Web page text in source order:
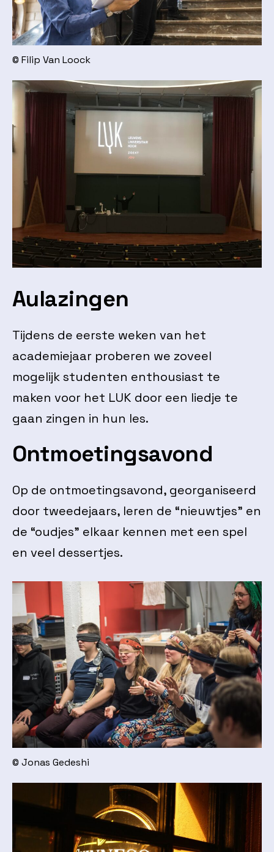
© Filip Van Loock
Aulazingen
Tijdens de eerste weken van het
academiejaar proberen we zoveel
mogelijk studenten enthousiast te
maken voor het LUK door een liedje te
gaan zingen in hun les.
Ontmoetingsavond
Op de ontmoetingsavond, georganiseerd
door tweedejaars, leren de “nieuwtjes” en
de “oudjes” elkaar kennen met een spel
en veel dessertjes.
© Jonas Gedeshi